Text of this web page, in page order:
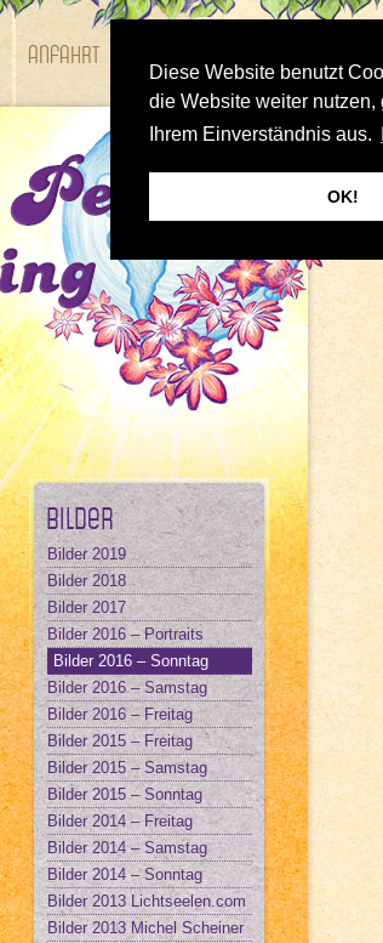
Diese Website benutzt
die Website weiter nutzen,
Ihrem Einverständnis aus.
OK!
Anfahrt Bilder
Bilder
Bilder 2019
Bilder 2018
Bilder 2017
Bilder 2016 – Portraits
Bilder 2016 – Sonntag
Bilder 2016 – Samstag
Bilder 2016 – Freitag
Bilder 2015 – Freitag
Bilder 2015 – Samstag
Bilder 2015 – Sonntag
Bilder 2014 – Freitag
Bilder 2014 – Samstag
Bilder 2014 – Sonntag
Bilder 2013 Lichtseelen.com
Bilder 2013 Michel Scheiner